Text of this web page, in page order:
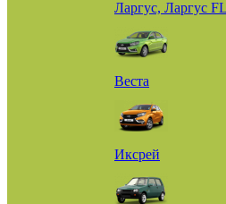
Ларгус, Ларгус FL
Веста
Иксрей